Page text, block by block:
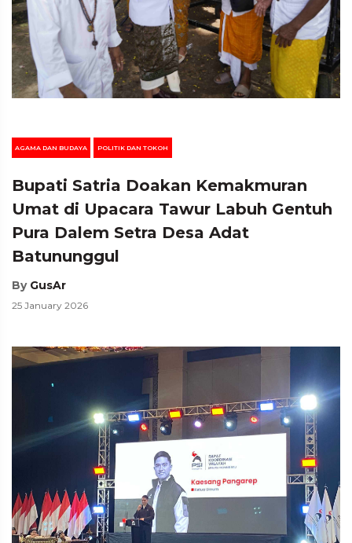
AGAMA DAN BUDAYA POLITIK DAN TOKOH
Bupati Satria Doakan Kemakmuran
Umat di Upacara Tawur Labuh Gentuh
Pura Dalem Setra Desa Adat
Batununggul
By GusAr
25 January 2026